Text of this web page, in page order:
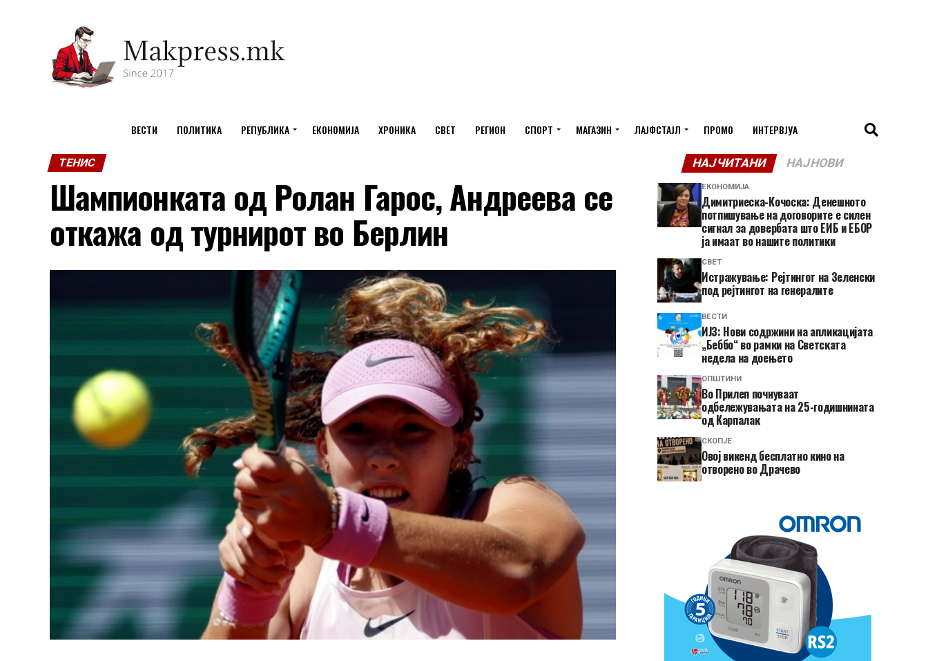
ВЕСТИ ПОЛИТИКА РЕПУБЛИКА ЕКОНОМИЈА ХРОНИКА СВЕТ РЕГИОН СПОРТ МАГАЗИН ЛАЈФСТАЈЛ ПРОМО ИНТЕРВЈУА
ТЕНИС
Шампионката од Ролан Гарос, Андреева се
откажа од турнирот во Берлин
НАЈЧИТАНИ НАЈНОВИ
ЕКОНОМИЈА
Димитриеска-Кочоска: Денешното
потпишување на договорите е силен
сигнал за довербата што ЕИБ и ЕБОР
ја имаат во нашите политики
СВЕТ
Истражување: Рејтингот на Зеленски
под рејтингот на генералите
ВЕСТИ
ИЈЗ: Нови содржини на апликацијата
„Беббо“ во рамки на Светската
недела на доењето
ОПШТИНИ
Во Прилеп почнуваат
одбележувањата на 25-годишнината
од Карпалак
СКОПЈЕ
​Овој викенд бесплатно кино на
отворено во Драчево